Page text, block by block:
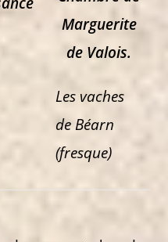
Marguerite
de Valois.
Les vaches
de Béarn
(fresque)